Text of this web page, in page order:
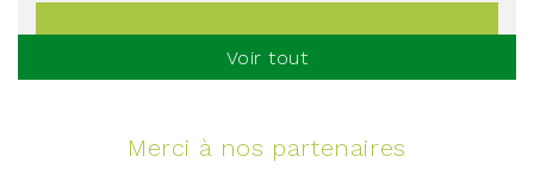
Voir plus
Voir tout
Merci à nos partenaires